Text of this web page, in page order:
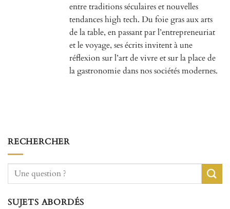
entre traditions séculaires et nouvelles
tendances high tech. Du foie gras aux arts
de la table, en passant par l’entrepreneuriat
et le voyage, ses écrits invitent à une
réflexion sur l’art de vivre et sur la place de
la gastronomie dans nos sociétés modernes.
RECHERCHER
SUJETS ABORDÉS